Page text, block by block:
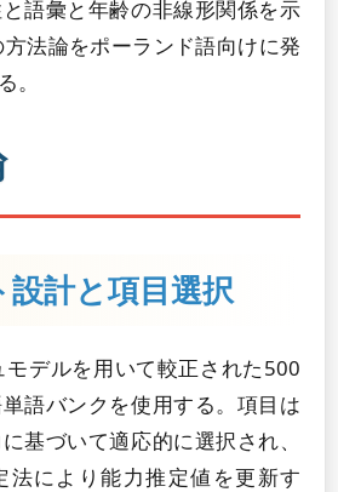
語彙と年齢の非線形関係を示
方法論をポーランド語向けに発
。
計と項目選択
モデルを用いて較正された500
語バンクを使用する。項目は
基づいて適応的に選択され、
法により能力推定値を更新す